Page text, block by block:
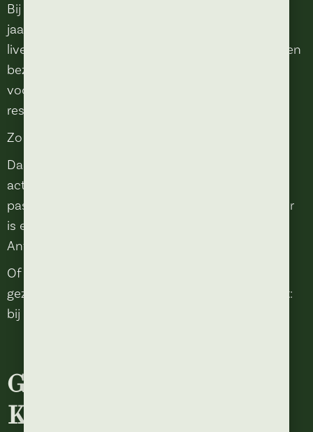
Bij Anton geniet je het hele jaar door. Op onze
jaarkalender zie je welke evenementen en
livemuziekavonden gepland staan. Combineer een
bezoek aan Theater in het Klavier met een diner
vooraf of een gezellige borrel na afloop in ons
restaurant in Kaatsheuvel.
Zo wordt jouw avond uit compleet.
Daarnaast organiseren wij regelmatig gezellige
activiteiten en speciale avonden die perfect
passen bij een avond uit in Kaatsheuvel. Hierdoor
is er altijd wel een reden om langs te komen bij
Anton.
Of je nu komt voor een uitgebreid diner, een
gezellige borrelavond of een spontane avond uit:
bij Anton draait alles om samen genieten.
Ga uit eten in
Kaatsheuvel bij Anton